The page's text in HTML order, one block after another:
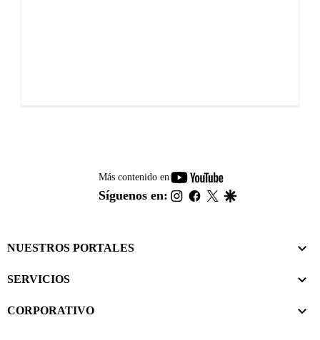
Más contenido en
youtube-
footer
Síguenos en: instagram
facebook
twitter
NUESTROS PORTALES
SERVICIOS
CORPORATIVO